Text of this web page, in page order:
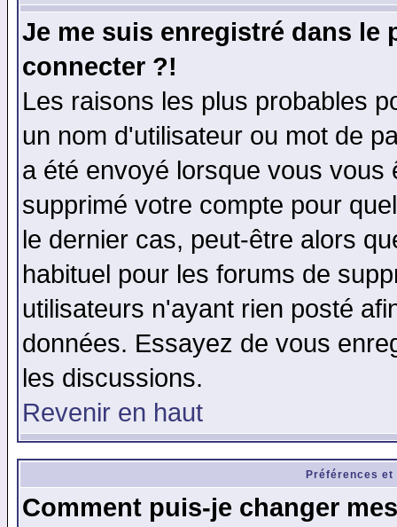
Je me suis enregistré dans le
connecter ?!
Les raisons les plus probables
un nom d'utilisateur ou mot de
a été envoyé lorsque vous
supprimé votre compte pour
le dernier cas, peut-être alors
habituel pour les forums de
utilisateurs n'ayant rien posté
données. Essayez de vous
les discussions.
Revenir en haut
Préférences
Comment puis-je changer